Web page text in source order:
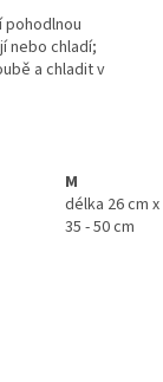
pohodlnou
nebo chladí;
a chladit v
M
délka 26 cm
35 - 50 cm